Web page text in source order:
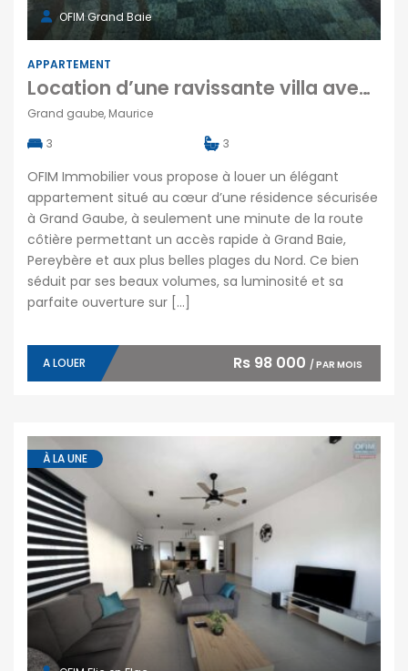
OFIM Grand Baie
APPARTEMENT
Location d’une ravissante villa avec grand terrasse et piscine commune à Grand Gaube Maurice
Grand gaube, Maurice
3
3
OFIM Immobilier vous propose à louer un élégant
appartement situé au cœur d’une résidence sécurisée
à Grand Gaube, à seulement une minute de la route
côtière permettant un accès rapide à Grand Baie,
Pereybère et aux plus belles plages du Nord. Ce bien
séduit par ses beaux volumes, sa luminosité et sa
parfaite ouverture sur […]
A LOUER Rs 98 000 / PAR MOIS
À LA UNE